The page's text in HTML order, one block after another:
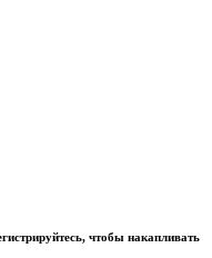
чтобы накапливать